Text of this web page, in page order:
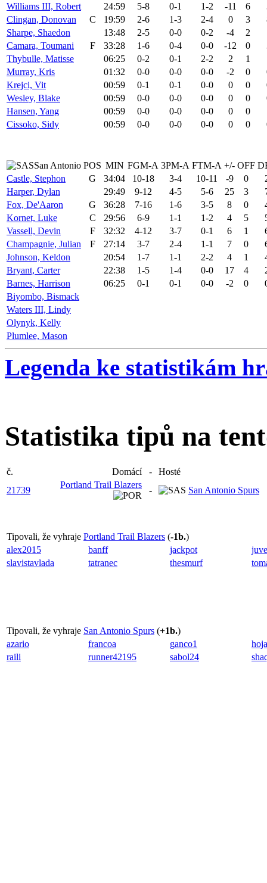
Williams III, Robert
24:59 5-8 0-1 1-2 -11 6
Clingan, Donovan
C 19:59 2-6 1-3 2-4 0 3
Sharpe, Shaedon
13:48 2-5 0-0 0-2 -4 2
Camara, Toumani
F 33:28 1-6 0-4 0-0 -12 0
Thybulle, Matisse
06:25 0-2 0-1 2-2 2 1
Murray, Kris
01:32 0-0 0-0 0-0 -2 0
Krejci, Vit
00:59 0-1 0-1 0-0 0 0
Wesley, Blake
00:59 0-0 0-0 0-0 0 0
Hansen, Yang
00:59 0-0 0-0 0-0 0 0
Cissoko, Sidy
00:59 0-0 0-0 0-0 0 0
San Antonio POS MIN FGM-A 3PM-A FTM-A +/- OFF
Castle, Stephon
G 34:04 10-18 3-4 10-11 -9 0
Harper, Dylan
29:49 9-12 4-5 5-6 25 3
Fox, De'Aaron
G 36:28 7-16 1-6 3-5 8 0
Kornet, Luke
C 29:56 6-9 1-1 1-2 4 5
Vassell, Devin
F 32:32 4-12 3-7 0-1 6 1
Champagnie, Julian
F 27:14 3-7 2-4 1-1 7 0
Johnson, Keldon
20:54 1-7 1-1 2-2 4 1
Bryant, Carter
22:38 1-5 1-4 0-0 17 4
Barnes, Harrison
06:25 0-1 0-1 0-0 -2 0
Biyombo, Bismack
Waters III, Lindy
Olynyk, Kelly
Plumlee, Mason
Legenda ke statistikám
Statistika tipů na
č. Domácí -
Hosté
21739
Portland Trail Blazers
- San Antonio Spurs
Tipovali, že vyhraje Portland Trail Blazers (-1b.)
alex2015
banff jackpot
slavistavlada
tatranec thesmurf
Tipovali, že vyhraje San Antonio Spurs (+1b.)
azario
francoa ganco1
raili
runner42195 sabol24